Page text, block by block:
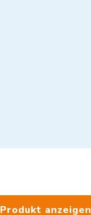
Produkt anzeigen